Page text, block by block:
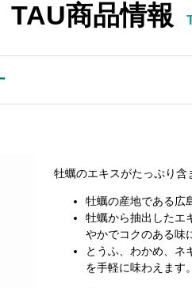
TAU商品情報
牡蠣のエキスがたっぷり含
牡蠣の産地である広
牡蠣から抽出したエ
やかでコクのある味
とうふ、わかめ、ネ
を手軽に味わえます。